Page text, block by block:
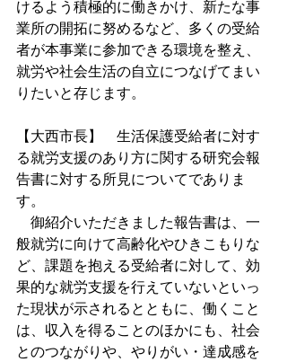
けるよう積極的に働きかけ、新たな事
業所の開拓に努めるなど、多くの受給
者が本事業に参加できる環境を整え、
就労や社会生活の自立につなげてまい
りたいと存じます。
【大西市長】　生活保護受給者に対す
る就労支援のあり方に関する研究会報
告書に対する所見についてでありま
す。
御紹介いただきました報告書は、一
般就労に向けて高齢化やひきこもりな
ど、課題を抱える受給者に対して、効
果的な就労支援を行えていないといっ
た現状が示されるとともに、働くこと
は、収入を得ることのほかにも、社会
とのつながりや、やりがい・達成感を